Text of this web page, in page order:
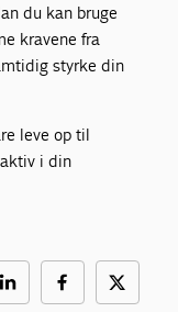
du kan bruge
kravene fra
styrke din
leve op til
i din